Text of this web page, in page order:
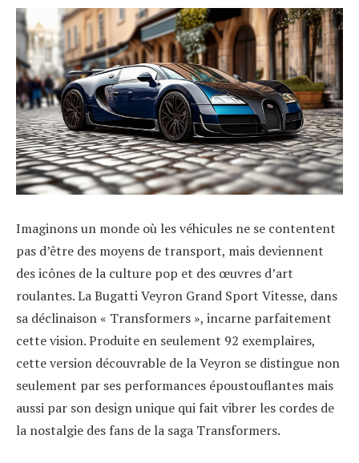
Imaginons un monde où les véhicules ne se contentent
pas d’être des moyens de transport, mais deviennent
des icônes de la culture pop et des œuvres d’art
roulantes. La Bugatti Veyron Grand Sport Vitesse, dans
sa déclinaison « Transformers », incarne parfaitement
cette vision. Produite en seulement 92 exemplaires,
cette version découvrable de la Veyron se distingue non
seulement par ses performances époustouflantes mais
aussi par son design unique qui fait vibrer les cordes de
la nostalgie des fans de la saga Transformers.